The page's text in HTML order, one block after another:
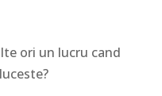
ori un lucru cand